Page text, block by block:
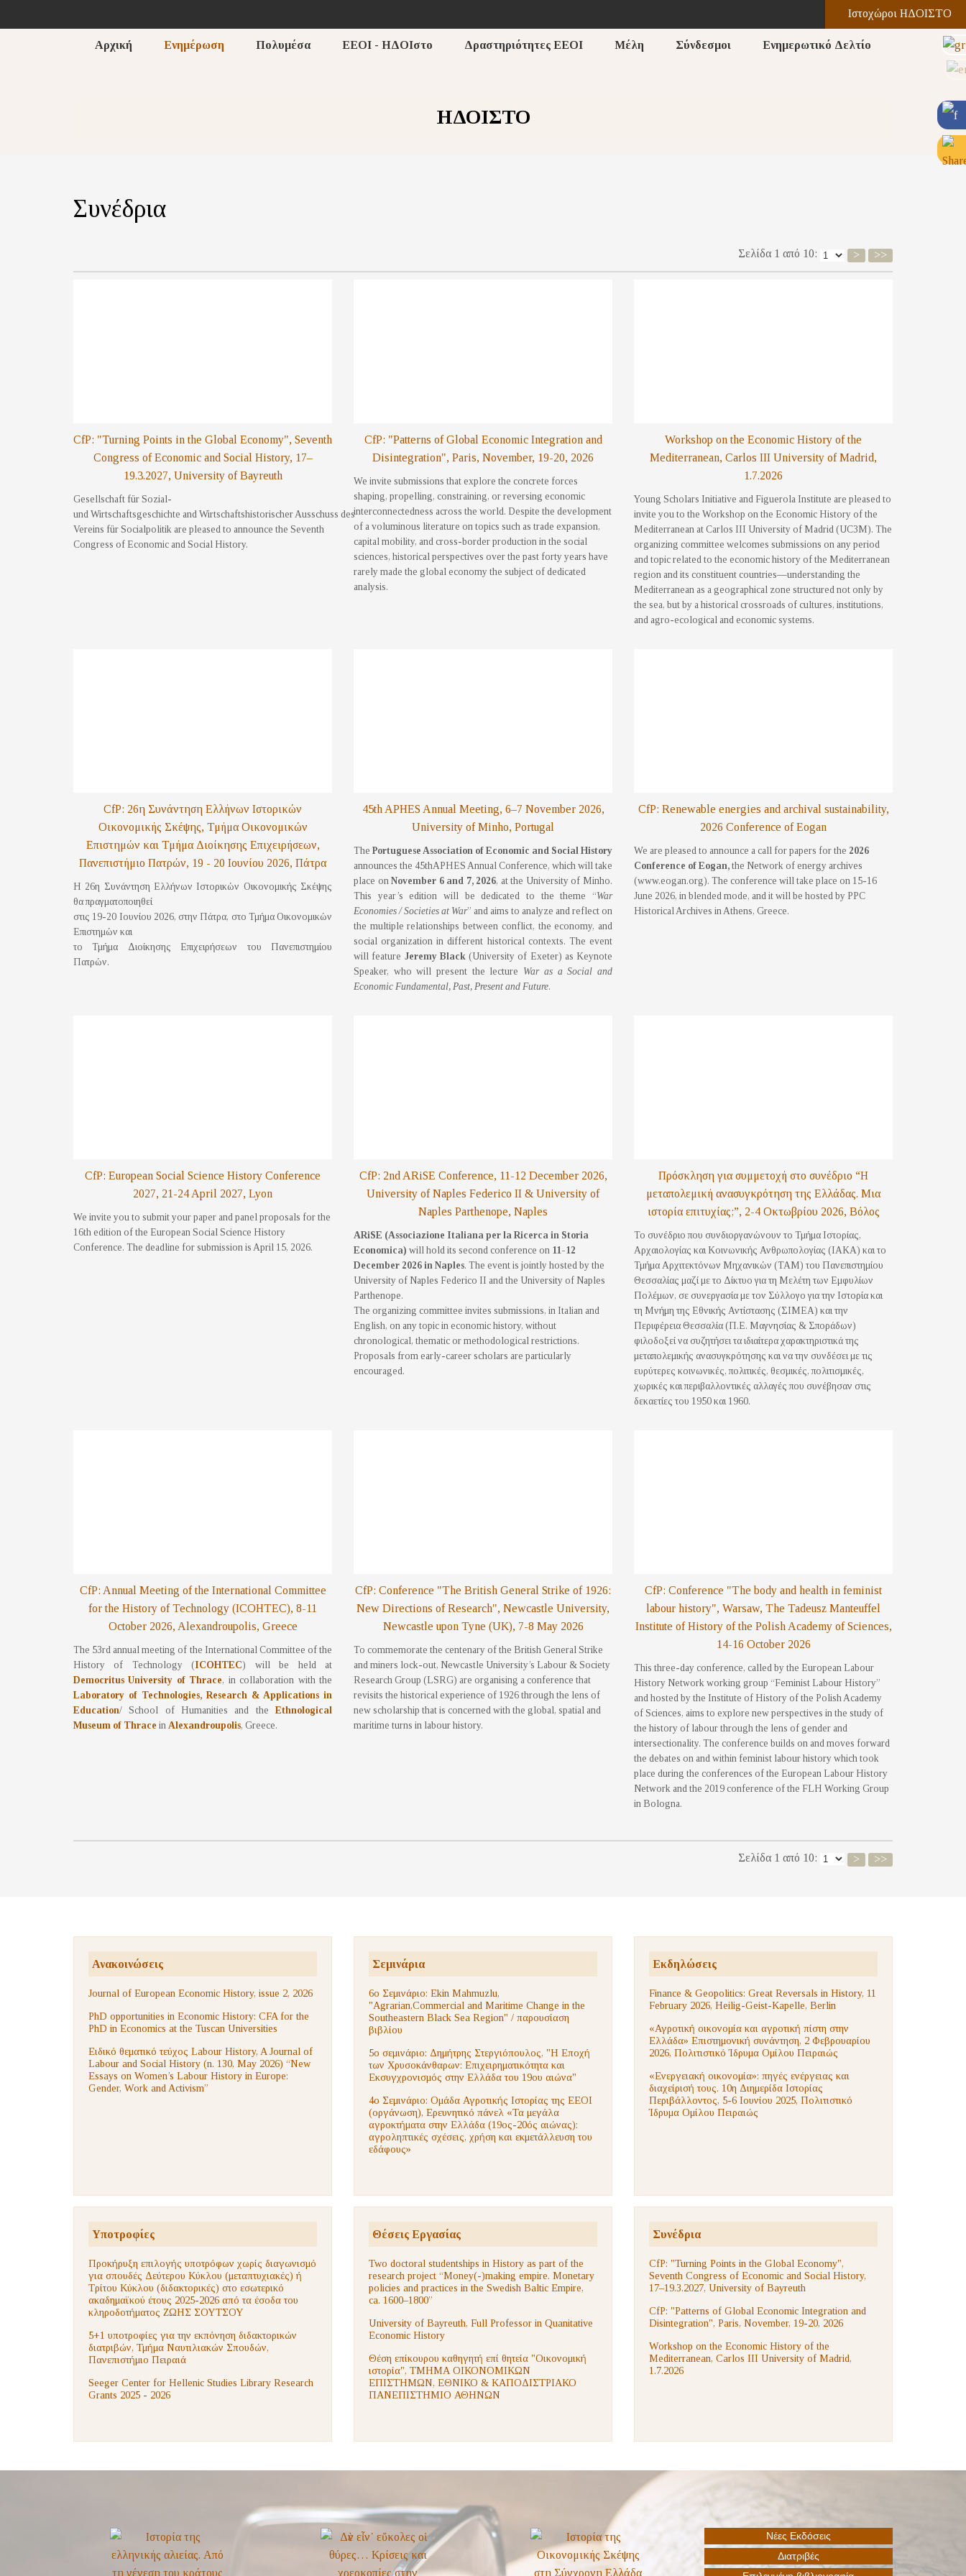
Ιστοχώροι ΗΔΟΙΣΤΟ
Αρχική Ενημέρωση Πολυμέσα ΕΕΟΙ - ΗΔΟΙστο Δραστηριότητες ΕΕΟΙ Μέλη Σύνδεσμοι Ενημερωτικό Δελτίο
ΗΔΟΙΣΤΟ
Συνέδρια
Σελίδα 1 από 10: > >>
CfP: "Turning Points in the Global Economy", Seventh
Congress of Economic and Social History, 17–
19.3.2027, University of Bayreuth
Gesellschaft für Sozial-
und Wirtschaftsgeschichte and Wirtschaftshistorischer Ausschuss des
Vereins für Socialpolitik are pleased to announce the Seventh
Congress of Economic and Social History.
CfP: "Patterns of Global Economic Integration and
Disintegration", Paris, November, 19-20, 2026
We invite submissions that explore the concrete forces
shaping, propelling, constraining, or reversing economic
interconnectedness across the world. Despite the development
of a voluminous literature on topics such as trade expansion,
capital mobility, and cross-border production in the social
sciences, historical perspectives over the past forty years have
rarely made the global economy the subject of dedicated
analysis.
Workshop on the Economic History of the
Mediterranean, Carlos III University of Madrid,
1.7.2026
Young Scholars Initiative and Figuerola Institute are pleased to
invite you to the Workshop on the Economic History of the
Mediterranean at Carlos III University of Madrid (UC3M). The
organizing committee welcomes submissions on any period
and topic related to the economic history of the Mediterranean
region and its constituent countries—understanding the
Mediterranean as a geographical zone structured not only by
the sea, but by a historical crossroads of cultures, institutions,
and agro-ecological and economic systems.
CfP: 26η Συνάντηση Ελλήνων Ιστορικών
Οικονομικής Σκέψης, Τμήμα Οικονομικών
Επιστημών και Τμήμα Διοίκησης Επιχειρήσεων,
Πανεπιστήμιο Πατρών, 19 - 20 Ιουνίου 2026, Πάτρα
Η 26η Συνάντηση Ελλήνων Ιστορικών Οικονομικής Σκέψης
θα πραγματοποιηθεί
στις 19-20 Ιουνίου 2026, στην Πάτρα, στο Τμήμα Οικονομικών
Επιστημών και
το Τμήμα Διοίκησης Επιχειρήσεων του Πανεπιστημίου
Πατρών.
45th APHES Annual Meeting, 6–7 November 2026,
University of Minho, Portugal
The Portuguese Association of Economic and Social History
announces the 45thAPHES Annual Conference, which will take
place onNovember 6 and 7, 2026, at the University of Minho.
This year’s edition will be dedicated to the theme “War
Economies / Societies at War” and aims to analyze and reflect on
the multiple relationships between conflict, the economy, and
social organization in different historical contexts. The event
will feature Jeremy Black (University of Exeter) as Keynote
Speaker, who will present the lecture War as a Social and
Economic Fundamental, Past, Present and Future.
CfP: Renewable energies and archival sustainability,
2026 Conference of Eogan
We are pleased to announce a call for papers for the 2026
Conference of Eogan, the Network of energy archives
(www.eogan.org). The conference will take place on 15-16
June 2026, in blended mode, and it will be hosted by PPC
Historical Archives in Athens, Greece.
CfP: European Social Science History Conference
2027, 21-24 April 2027, Lyon
We invite you to submit your paper and panel proposals for the
16th edition of the European Social Science History
Conference. The deadline for submission is April 15, 2026.
CfP: 2nd ARiSE Conference, 11-12 December 2026,
University of Naples Federico II & University of
Naples Parthenope, Naples
ARiSE (Associazione Italiana per la Ricerca in Storia
Economica) will hold its second conference on 11-12
December 2026 in Naples. The event is jointly hosted by the
University of Naples Federico II and the University of Naples
Parthenope.
The organizing committee invites submissions, in Italian and
English, on any topic in economic history, without
chronological, thematic or methodological restrictions.
Proposals from early-career scholars are particularly
encouraged.
Πρόσκληση για συμμετοχή στο συνέδριο “Η
μεταπολεμική ανασυγκρότηση της Ελλάδας. Μια
ιστορία επιτυχίας;”, 2-4 Οκτωβρίου 2026, Βόλος
Το συνέδριο που συνδιοργανώνουν το Τμήμα Ιστορίας,
Αρχαιολογίας και Κοινωνικής Ανθρωπολογίας (ΙΑΚΑ) και το
Τμήμα Αρχιτεκτόνων Μηχανικών (ΤΑΜ) του Πανεπιστημίου
Θεσσαλίας μαζί με το Δίκτυο για τη Μελέτη των Εμφυλίων
Πολέμων, σε συνεργασία με τον Σύλλογο για την Ιστορία και
τη Μνήμη της Εθνικής Αντίστασης (ΣΙΜΕΑ) και την
Περιφέρεια Θεσσαλία (Π.Ε. Μαγνησίας & Σποράδων)
φιλοδοξεί να συζητήσει τα ιδιαίτερα χαρακτηριστικά της
μεταπολεμικής ανασυγκρότησης και να την συνδέσει με τις
ευρύτερες κοινωνικές, πολιτικές, θεσμικές, πολιτισμικές,
χωρικές και περιβαλλοντικές αλλαγές που συνέβησαν στις
δεκαετίες του 1950 και 1960.
CfP: Annual Meeting of the International Committee
for the History of Technology (ICOHTEC), 8-11
October 2026, Alexandroupolis, Greece
The 53rd annual meeting of the International Committee of the
History of Technology (ICOHTEC) will be held at
Democritus University of Thrace, in collaboration with the
Laboratory of Technologies, Research & Applications in
Education/ School of Humanities and the Ethnological
Museum of Thrace in Alexandroupolis, Greece.
CfP: Conference "The British General Strike of 1926:
New Directions of Research", Newcastle University,
Newcastle upon Tyne (UK), 7-8 May 2026
To commemorate the centenary of the British General Strike
and miners lock-out, Newcastle University’s Labour & Society
Research Group (LSRG) are organising a conference that
revisits the historical experience of 1926 through the lens of
new scholarship that is concerned with the global, spatial and
maritime turns in labour history.
CfP: Conference "The body and health in feminist
labour history", Warsaw, The Tadeusz Manteuffel
Institute of History of the Polish Academy of Sciences,
14-16 October 2026
This three-day conference, called by the European Labour
History Network working group “Feminist Labour History”
and hosted by the Institute of History of the Polish Academy
of Sciences, aims to explore new perspectives in the study of
the history of labour through the lens of gender and
intersectionality. The conference builds on and moves forward
the debates on and within feminist labour history which took
place during the conferences of the European Labour History
Network and the 2019 conference of the FLH Working Group
in Bologna.
Σελίδα 1 από 10: > >>
Ανακοινώσεις
Journal of European Economic History, issue 2, 2026
PhD opportunities in Economic History: CFA for the
PhD in Economics at the Tuscan Universities
Ειδικό θεματικό τεύχος Labour History, A Journal of
Labour and Social History (n. 130, May 2026) “New
Essays on Women’s Labour History in Europe:
Gender, Work and Activism”
Σεμινάρια
6ο Σεμινάριο: Ekin Mahmuzlu,
"Agrarian,Commercial and Maritime Change in the
Southeastern Black Sea Region" / παρουσίαση
βιβλίου
5ο σεμινάριο: Δημήτρης Στεργιόπουλος, "Η Εποχή
των Χρυσοκάνθαρων: Επιχειρηματικότητα και
Εκσυγχρονισμός στην Ελλάδα του 19ου αιώνα"
4ο Σεμινάριο: Ομάδα Αγροτικής Ιστορίας της ΕΕΟΙ
(οργάνωση), Ερευνητικό πάνελ «Τα μεγάλα
αγροκτήματα στην Ελλάδα (19ος-20ός αιώνας):
αγροληπτικές σχέσεις, χρήση και εκμετάλλευση του
εδάφους»
Εκδηλώσεις
Finance & Geopolitics: Great Reversals in History, 11
February 2026, Heilig-Geist-Kapelle, Berlin
«Αγροτική οικονομία και αγροτική πίστη στην
Ελλάδα» Επιστημονική συνάντηση, 2 Φεβρουαρίου
2026, Πολιτιστικό Ίδρυμα Ομίλου Πειραιώς
«Ενεργειακή οικονομία»: πηγές ενέργειας και
διαχείρισή τους. 10η Διημερίδα Ιστορίας
Περιβάλλοντος, 5-6 Ιουνίου 2025, Πολιτιστικό
Ίδρυμα Ομίλου Πειραιώς
Υποτροφίες
Προκήρυξη επιλογής υποτρόφων χωρίς διαγωνισμό
για σπουδές Δεύτερου Κύκλου (μεταπτυχιακές) ή
Τρίτου Κύκλου (διδακτορικές) στο εσωτερικό
ακαδημαϊκού έτους 2025-2026 από τα έσοδα του
κληροδοτήματος ΖΩΗΣ ΣΟΥΤΣΟΥ
5+1 υποτροφίες για την εκπόνηση διδακτορικών
διατριβών, Τμήμα Ναυτιλιακών Σπουδών,
Πανεπιστήμιο Πειραιά
Seeger Center for Hellenic Studies Library Research
Grants 2025 - 2026
Θέσεις Εργασίας
Two doctoral studentships in History as part of the
research project “Money(-)making empire. Monetary
policies and practices in the Swedish Baltic Empire,
ca. 1600–1800”
University of Bayreuth, Full Professor in Quanitative
Economic History
Θέση επίκουρου καθηγητή επί θητεία "Οικονομική
ιστορία", ΤΜΗΜΑ ΟΙΚΟΝΟΜΙΚΩΝ
ΕΠΙΣΤΗΜΩΝ, ΕΘΝΙΚΟ & ΚΑΠΟΔΙΣΤΡΙΑΚΟ
ΠΑΝΕΠΙΣΤΗΜΙΟ ΑΘΗΝΩΝ
Συνέδρια
CfP: "Turning Points in the Global Economy",
Seventh Congress of Economic and Social History,
17–19.3.2027, University of Bayreuth
CfP: "Patterns of Global Economic Integration and
Disintegration", Paris, November, 19-20, 2026
Workshop on the Economic History of the
Mediterranean, Carlos III University of Madrid,
1.7.2026